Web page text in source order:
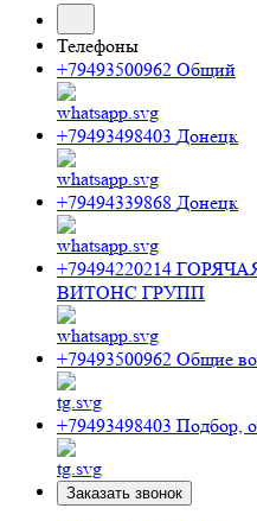
Телефоны
+79493500962 Общий
+79493498403 Донецк
+79494339868 Донецк
+79494220214
ВИТОНС ГРУПП
+79493500962 Общие
+79493498403 Подбор,
Заказать звонок